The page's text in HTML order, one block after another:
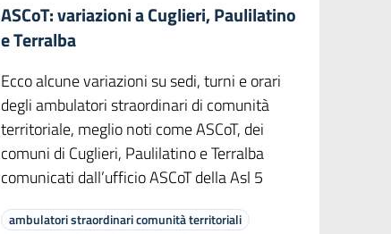
ASCoT: variazioni a Cuglieri, Paulilatino
e Terralba
Ecco alcune variazioni su sedi, turni e orari
degli ambulatori straordinari di comunità
territoriale, meglio noti come ASCoT, dei
comuni di Cuglieri, Paulilatino e Terralba
comunicati dall’ufficio ASCoT della Asl 5
ambulatori straordinari comunità territoriali